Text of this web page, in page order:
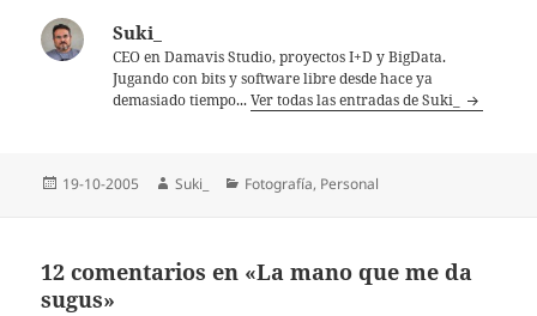
Suki_
CEO en Damavis Studio, proyectos I+D y BigData.
Jugando con bits y software libre desde hace ya
demasiado tiempo...Ver todas las entradas de Suki_
Publicado
19-10-2005 Autor
Suki_ Categorías
Fotografí­a, Personal
12 comentarios en «La mano que me da
sugus»